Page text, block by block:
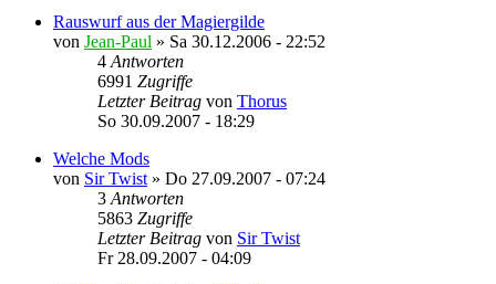
Rauswurf aus der Magiergilde
von Jean-Paul » Sa 30.12.2006 - 22:52
4 Antworten
6991 Zugriffe
Letzter Beitrag von Thorus
So 30.09.2007 - 18:29
Welche Mods
von Sir Twist » Do 27.09.2007 - 07:24
3 Antworten
5863 Zugriffe
Letzter Beitrag von Sir Twist
Fr 28.09.2007 - 04:09